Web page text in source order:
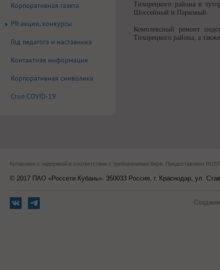
Тихорецкого района в
Шоссейный и Парковый.
Комплексный ремонт
Тихорецкого района, а
Корпоративная газета
PR-акции, конкурсы
Год педагога и наставника
Контактная информация
Корпоративная символика
Стоп COVID-19
Котировки с задержкой в соответствии с требованиями бирж. Предоставлено
© 2017 ПАО «Россети Кубань». 350033 Россия, г. Краснодар, ул.